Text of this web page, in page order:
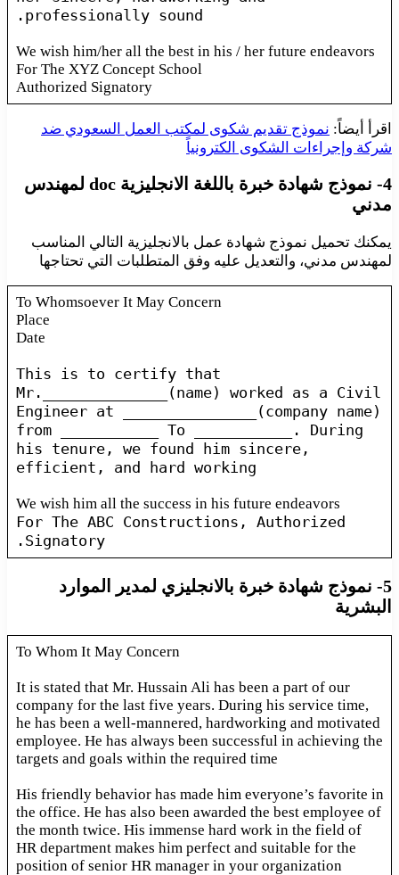
professionally sound.
We wish him/her all the best in his / her future endeavors
For The XYZ Concept School
Authorized Signatory
اقرأ أيضاً: نموذج تقديم شكوى لمكتب العمل السعودي ضد
شركة وإجراءات الشكوى الكترونياً
4- نموذج شهادة خبرة باللغة الانجليزية doc لمهندس
مدني
يمكنك تحميل نموذج شهادة عمل بالانجليزية التالي المناسب
لمهندس مدني، والتعديل عليه وفق المتطلبات التي تحتاجها
To Whomsoever It May Concern
Place
Date
This is to certify that
Mr.______________(name) worked as a Civil
Engineer at _______________(company name)
from ___________ To ___________. During
his tenure, we found him sincere,
efficient, and hard working
We wish him all the success in his future endeavors
For The ABC Constructions, Authorized
Signatory.
5- نموذج شهادة خبرة بالانجليزي لمدير الموارد
البشرية
To Whom It May Concern
It is stated that Mr. Hussain Ali has been a part of our
company for the last five years. During his service time,
he has been a well-mannered, hardworking and motivated
employee. He has always been successful in achieving the
targets and goals within the required time
His friendly behavior has made him everyone’s favorite in
the office. He has also been awarded the best employee of
the month twice. His immense hard work in the field of
HR department makes him perfect and suitable for the
position of senior HR manager in your organization